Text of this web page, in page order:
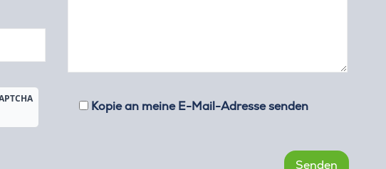
Kopie an meine E-Mail-Adresse senden